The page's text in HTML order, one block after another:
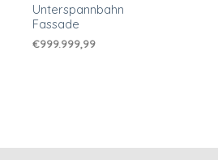
Unterspannbahn
Fassade
€999.999,99